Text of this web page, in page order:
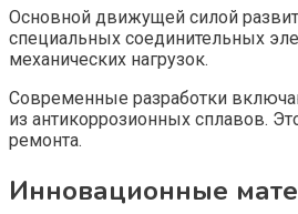
Основной движущей силой
специальных соединительных
механических нагрузок.
Современные разработки
из антикоррозионных сплавов.
ремонта.
Инновационные